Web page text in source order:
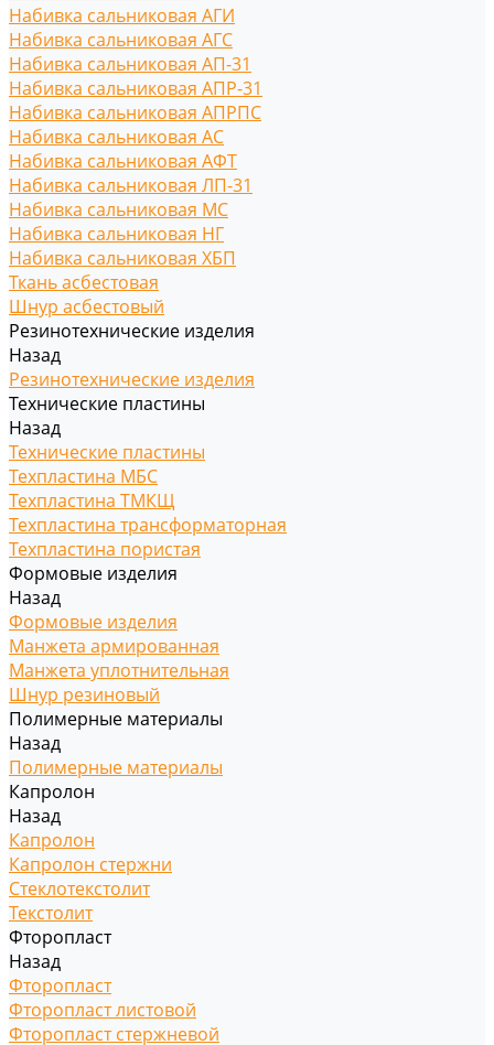
Набивка сальниковая АГИ
Набивка сальниковая АГС
Набивка сальниковая АП-31
Набивка сальниковая АПР-31
Набивка сальниковая АПРПС
Набивка сальниковая АС
Набивка сальниковая АФТ
Набивка сальниковая ЛП-31
Набивка сальниковая МС
Набивка сальниковая НГ
Набивка сальниковая ХБП
Ткань асбестовая
Шнур асбестовый
Резинотехнические изделия
Назад
Резинотехнические изделия
Технические пластины
Назад
Технические пластины
Техпластина МБС
Техпластина ТМКЩ
Техпластина трансформаторная
Техпластина пористая
Формовые изделия
Назад
Формовые изделия
Манжета армированная
Манжета уплотнительная
Шнур резиновый
Полимерные материалы
Назад
Полимерные материалы
Капролон
Назад
Капролон
Капролон стержни
Стеклотекстолит
Текстолит
Фторопласт
Назад
Фторопласт
Фторопласт листовой
Фторопласт стержневой